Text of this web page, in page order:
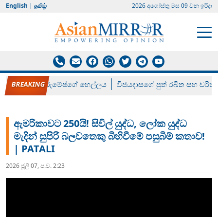
English | தமிழ் 2026 අගෝස්‍තු මස 09 වන ඉරිදා
රන් ගෙනා රුමේෂ්ගේ හෙල්ලය විජයදාසගේ පුත් රඛිත සහ චරිත්
ඇමරිකාවට 250යි! සිවිල් යුද්ධ, ලෝක යුද්ධ
මැදින් සුපිරි බලවතෙකු බිහිවීමේ පසුබිම් කතාව!
| PATALI
2026 ජූලි 07, ප.ව. 2:23